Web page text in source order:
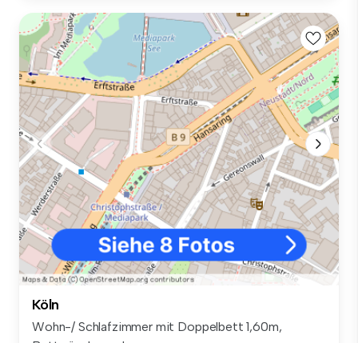
Köln
Wohn-/ Schlafzimmer mit Doppelbett 1,60m,